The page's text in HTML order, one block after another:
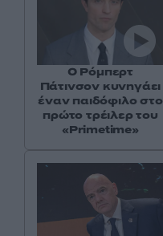
Ο Ρόμπερτ
Πάτινσον κυνηγάει
έναν παιδόφιλο στο
πρώτο τρέιλερ του
«Primetime»